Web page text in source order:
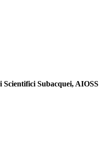
Subacquei, AIOSS